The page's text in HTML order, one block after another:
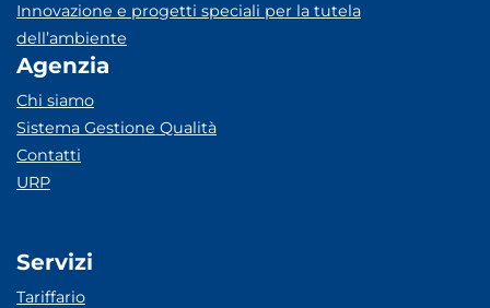
Innovazione e progetti speciali per la tutela
dell’ambiente
Agenzia
Chi siamo
Sistema Gestione Qualità
Contatti
URP
Servizi
Tariffario